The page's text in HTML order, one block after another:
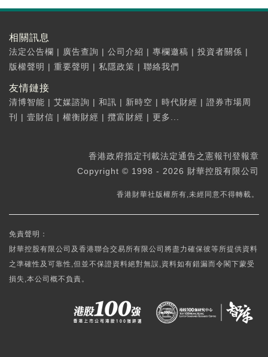
相關訊息
法定公告欄 | 廣告查詢 | 公司介紹 | 專欄邀稿 | 投資者關係 |
版權聲明 | 重要聲明 | 私隱政策 | 聯絡我們
友情鏈接
清博智能 | 艾媒諮詢 | 和訊 | 新時空 | 時代財經 | 證券市場周
刊
| 壹財信 | 權衡財經 | 攬富財經 | 更多...
香港政府指定刊載法定通告之憲報刊登報章
Copyright © 1998 - 2026 財華控股有限公司
香港財華社版權所有,未經同意不得轉載。
免責聲明：
財華控股有限公司及香港聯合交易所有限公司將盡力確保彼等所提供資料
之準確性及可靠性,但並不保證資料絕對無誤,資料如有錯漏而令閣下蒙受
損失,本公司概不負責。